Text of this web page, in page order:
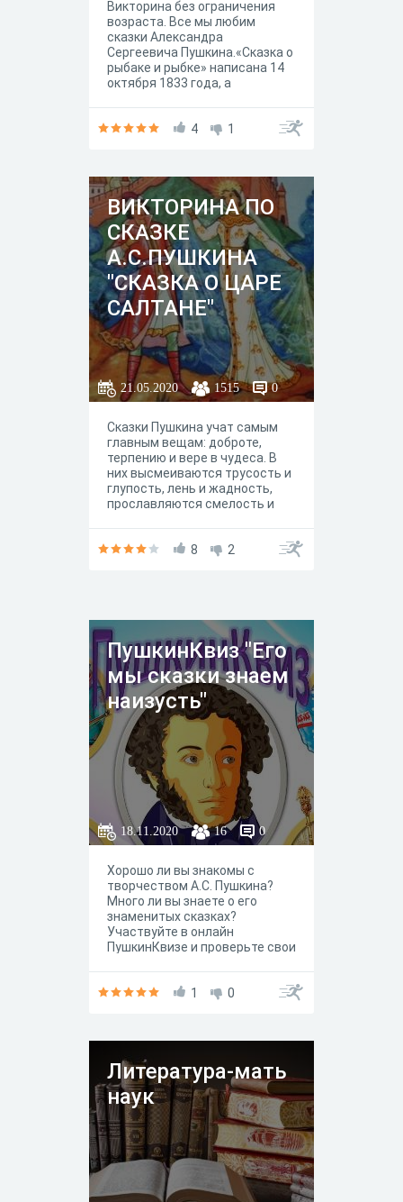
Викторина без ограничения
возраста. Все мы любим
сказки Александра
Сергеевича Пушкина.«Сказка о
рыбаке и рыбке» написана 14
октября 1833 года, а
мае 1835 года. Сюжет основан
перекликается с померанской
сказкой «О рыбаке и его жене»
из сборника сказок Братьев
Гримм. Как хорошо вы знаете
эту сказку? Предлагаем вам
проверить свои знания,
пройдя нашу викторину.
4 1
ВИКТОРИНА ПО
СКАЗКЕ
А.С.ПУШКИНА
"СКАЗКА О ЦАРЕ
САЛТАНЕ"
21.05.2020 1515 0
Сказки Пушкина учат самым
главным вещам: доброте,
терпению и вере в чудеса. В
них высмеиваются трусость и
глупость, лень и жадность,
прославляются смелость и
сказок Пушкина –
А.С.Пушкина "Сказка о царе
Салтане". Без возрастных
ограничений
8 2
ПушкинКвиз "Его
мы сказки знаем
наизусть"
18.11.2020 16 0
Хорошо ли вы знакомы с
творчеством А.С. Пушкина?
Много ли вы знаете о его
знаменитых сказках?
Участвуйте в онлайн
ПушкинКвизе и проверьте свои
поэта-сказочника. Но даже
можете найти во всемирной
Интернетом правильно -
получайте новые знания и
повышайте свой уровень
интеллекта, а наш квиз вам в
этом поможет!
1 0
Литература-мать
наук